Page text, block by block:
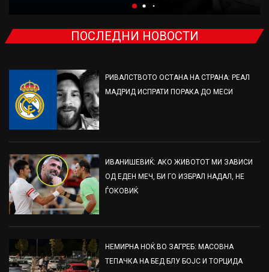
ПОСЛЕДНИ НОВОСТИ
РИВАЛСТВОТО ОСТАНА НА СТРАНА: РЕАЛ
МАДРИД ИСПРАТИ ПОРАКА ДО МЕСИ
ИВАНИШЕВИЌ: АКО ЖИВОТОТ МИ ЗАВИСИ
ОД ЕДЕН МЕЧ, БИ ГО ИЗБРАЛ НАДАЛ, НЕ
ЃОКОВИЌ
НЕМИРНА НОЌ ВО ЗАГРЕБ: МАСОВНА
ТЕПАЧКА НА БЕД БЛУ БОЈС И ТОРЦИДА